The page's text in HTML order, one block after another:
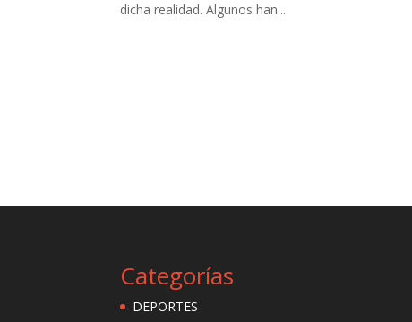
dicha realidad. Algunos han...
Categorías
DEPORTES